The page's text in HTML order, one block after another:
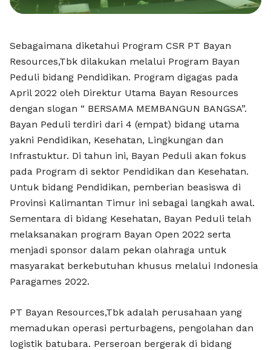
Sebagaimana diketahui Program CSR PT Bayan
Resources,Tbk dilakukan melalui Program Bayan
Peduli bidang Pendidikan. Program digagas pada
April 2022 oleh Direktur Utama Bayan Resources
dengan slogan “ BERSAMA MEMBANGUN BANGSA”.
Bayan Peduli terdiri dari 4 (empat) bidang utama
yakni Pendidikan, Kesehatan, Lingkungan dan
Infrastuktur. Di tahun ini, Bayan Peduli akan fokus
pada Program di sektor Pendidikan dan Kesehatan.
Untuk bidang Pendidikan, pemberian beasiswa di
Provinsi Kalimantan Timur ini sebagai langkah awal.
Sementara di bidang Kesehatan, Bayan Peduli telah
melaksanakan program Bayan Open 2022 serta
menjadi sponsor dalam pekan olahraga untuk
masyarakat berkebutuhan khusus melalui Indonesia
Paragames 2022.
PT Bayan Resources,Tbk adalah perusahaan yang
memadukan operasi perturbagens, pengolahan dan
logistik batubara. Perseroan bergerak di bidang